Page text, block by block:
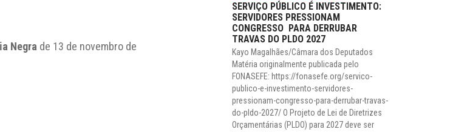
Negra de 13 de novembro de
SERVIÇO PÚBLICO É INVESTIMENTO:
SERVIDORES PRESSIONAM
CONGRESSO PARA DERRUBAR
TRAVAS DO PLDO 2027
Kayo Magalhães/Câmara dos Deputados
Matéria originalmente publicada pelo
FONASEFE: https://fonasefe.org/servico-
publico-e-investimento-servidores-
pressionam-congresso-para-derrubar-travas-
do-pldo-2027/ O Projeto de Lei de Diretrizes
Orçamentárias (PLDO) para 2027 deve ser